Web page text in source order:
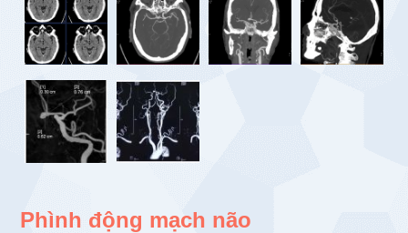
Phình động mạch não